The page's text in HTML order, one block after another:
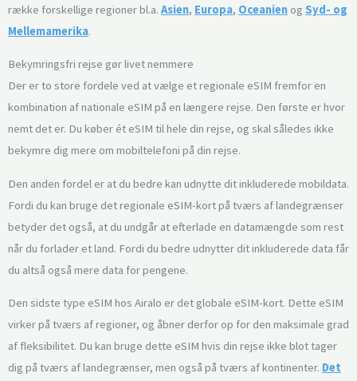
række forskellige regioner bl.a. Asien, Europa, Oceanien og Syd- og
Mellemamerika.
Bekymringsfri rejse gør livet nemmere
Der er to store fordele ved at vælge et regionale eSIM fremfor en
kombination af nationale eSIM på en længere rejse. Den første er hvor
nemt det er. Du køber ét eSIM til hele din rejse, og skal således ikke
bekymre dig mere om mobiltelefoni på din rejse.
Den anden fordel er at du bedre kan udnytte dit inkluderede mobildata.
Fordi du kan bruge det regionale eSIM-kort på tværs af landegrænser
betyder det også, at du undgår at efterlade en datamængde som rest
når du forlader et land. Fordi du bedre udnytter dit inkluderede data får
du altså også mere data for pengene.
Den sidste type eSIM hos Airalo er det globale eSIM-kort. Dette eSIM
virker på tværs af regioner, og åbner derfor op for den maksimale grad
af fleksibilitet. Du kan bruge dette eSIM hvis din rejse ikke blot tager
dig på tværs af landegrænser, men også på tværs af kontinenter. Det